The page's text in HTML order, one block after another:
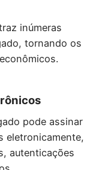
inúmeras
tornando os
pode assinar
eletronicamente,
autenticações